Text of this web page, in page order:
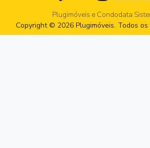
Plugimóveis e Condodata
Copyright © 2026 Plugimóveis. Todos